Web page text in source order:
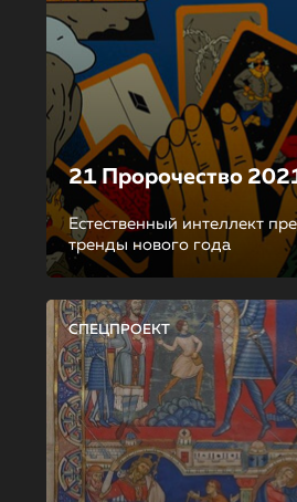
21 Пророчество
Естественный интеллект
тренды нового года
СПЕЦПРОЕКТ